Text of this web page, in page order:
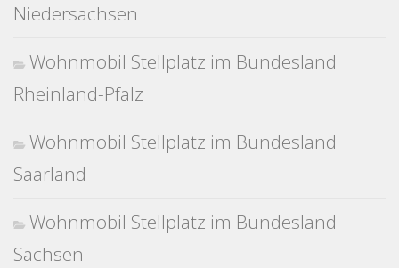
Niedersachsen
Wohnmobil Stellplatz im Bundesland
Rheinland-Pfalz
Wohnmobil Stellplatz im Bundesland
Saarland
Wohnmobil Stellplatz im Bundesland
Sachsen